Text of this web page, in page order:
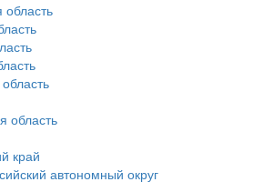
область
область
край
автономный округ